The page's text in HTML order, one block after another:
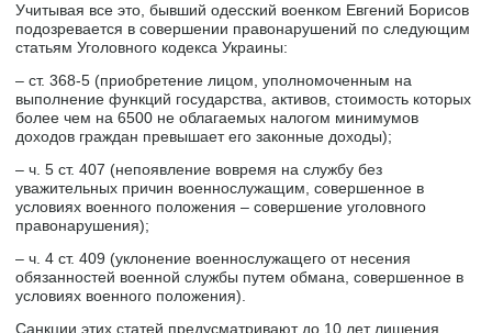
Учитывая все это, бывший одесский военком Евгений Борисов
подозревается в совершении правонарушений по следующим
статьям Уголовного кодекса Украины:
– ст. 368-5 (приобретение лицом, уполномоченным на
выполнение функций государства, активов, стоимость которых
более чем на 6500 не облагаемых налогом минимумов
доходов граждан превышает его законные доходы);
– ч. 5 ст. 407 (непоявление вовремя на службу без
уважительных причин военнослужащим, совершенное в
условиях военного положения – совершение уголовного
правонарушения);
– ч. 4 ст. 409 (уклонение военнослужащего от несения
обязанностей военной службы путем обмана, совершенное в
условиях военного положения).
Санкции этих статей предусматривают до 10 лет лишения